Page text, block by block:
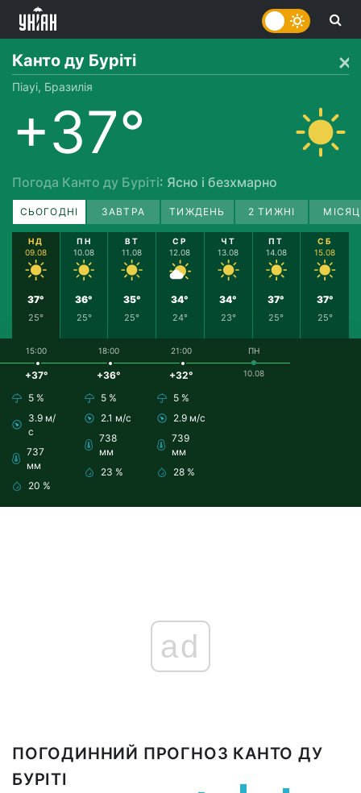
Канто ду Буріті
Піауі, Бразилія
+37°
Погода Канто ду Буріті: Ясно і безхмарно
СЬОГОДНІ ЗАВТРА ТИЖДЕНЬ 2 ТИЖНІ
НД
09.08
37°
25°
ПН
10.08
36°
25°
ВТ
11.08
35°
25°
СР
12.08
34°
24°
ЧТ
13.08
34°
23°
ПТ
14.08
37°
25°
СБ
15.08
37°
25°
15:00
+37°
5 %
3.9 м/
с
737
мм
20 %
18:00
+36°
5 %
2.1 м/с
738
мм
23 %
21:00
+32°
5 %
2.9 м/с
739
мм
28 %
ПН
10.08
ad
ПОГОДИННИЙ ПРОГНОЗ КАНТО ДУ
БУРІТІ